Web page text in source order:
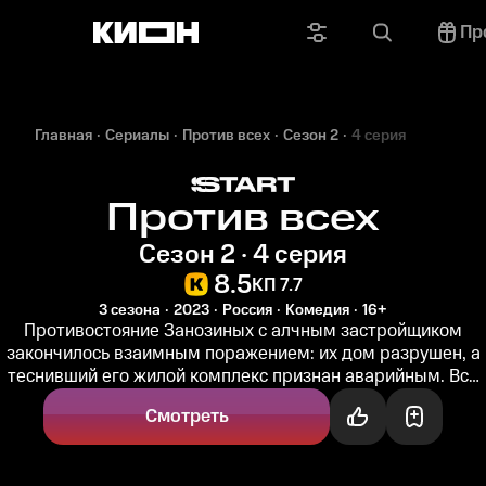
Главная Сериалы Против всех Сезон 2 4 серия
Против всех
Сезон 2 · 4 серия
8.5КП 7.7
3 сезона 2023 Россия Комедия 16+
Противостояние Занозиных с алчным застройщиком
закончилось взаимным поражением: их дом разрушен, а
теснивший его жилой комплекс признан аварийным. Все
Смотреть